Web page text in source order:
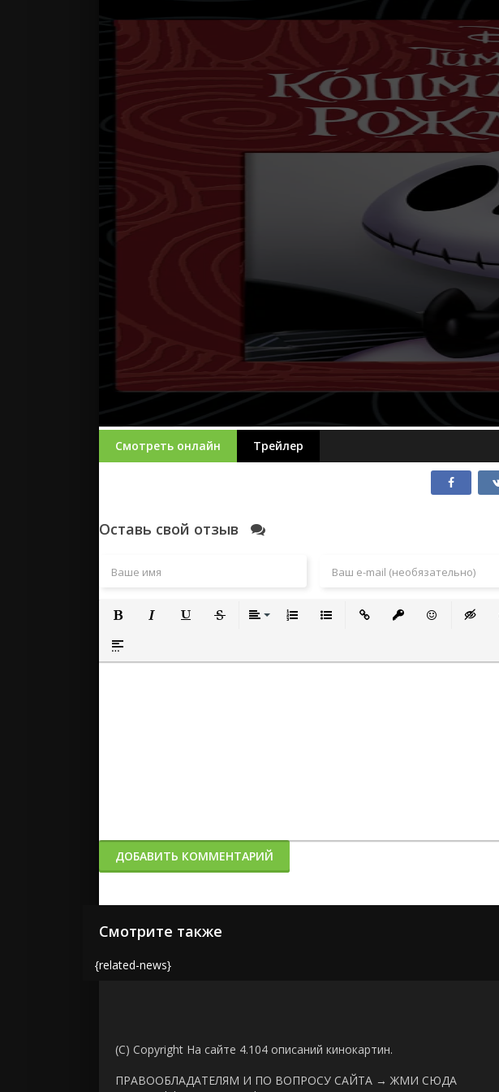
Смотреть онлайн Трейлер
Оставь свой отзыв
Полужирный
Вставка спойлера
ДОБАВИТЬ КОММЕНТАРИЙ
Смотрите также
{related-news}
(C) Copyright На сайте 4.104 описаний кинокартин.
ПРАВООБЛАДАТЕЛЯМ И ПО ВОПРОСУ САЙТА → ЖМИ СЮДА